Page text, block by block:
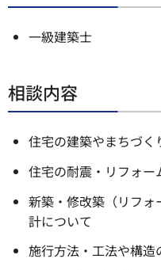
一級建築士
相談内容
住宅の建築やまちづく
住宅の耐震・リフォ
新築・修改築（リフ
計について
施行方法・工法や構造